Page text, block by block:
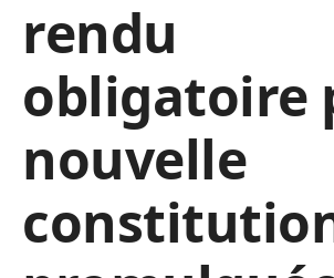
rendu
obligatoire
nouvelle